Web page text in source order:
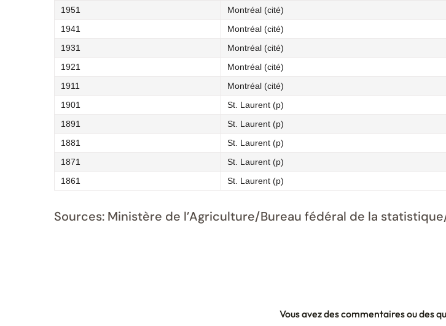
1951
Montréal (cité)
1941
Montréal (cité)
1931
Montréal (cité)
1921
Montréal (cité)
1911
Montréal (cité)
1901
St. Laurent (p)
1891
St. Laurent (p)
1881
St. Laurent (p)
1871
St. Laurent (p)
1861
St. Laurent (p)
Sources: Ministère de l’Agriculture/Bureau fédéral de la
Vous avez des commentaires ou des